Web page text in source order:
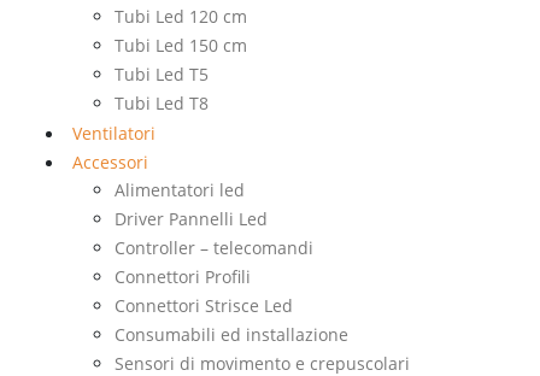
Tubi Led 120 cm
Tubi Led 150 cm
Tubi Led T5
Tubi Led T8
Ventilatori
Accessori
Alimentatori led
Driver Pannelli Led
Controller – telecomandi
Connettori Profili
Connettori Strisce Led
Consumabili ed installazione
Sensori di movimento e crepuscolari